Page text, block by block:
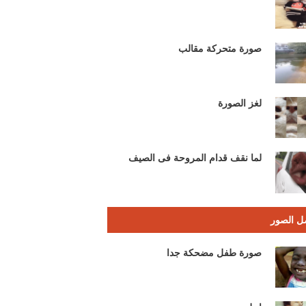
صورة متحركة مقالب
لغز الصورة
لما نقف قدام المروحة فى الصيف
الصور
صورة طفل مضحكة جدا